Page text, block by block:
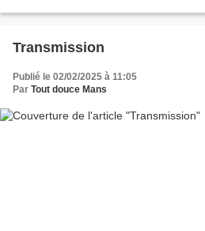
Transmission
Publié le 02/02/2025 à 11:05
Par Tout douce Mans